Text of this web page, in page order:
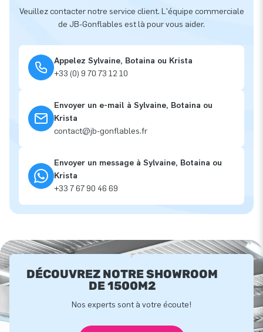
Veuillez contacter notre service client. L'équipe commerciale
de JB-Gonflables est là pour vous aider.
Appelez Sylvaine, Botaina ou Krista
+33 (0) 9 70 73 12 10
Envoyer un e-mail à Sylvaine, Botaina ou
Krista
contact@jb-gonflables.fr
Envoyer un message à Sylvaine, Botaina ou
Krista
+33 7 67 90 46 69
DÉCOUVREZ NOTRE SHOWROOM
DE 1500M2
Nos experts sont à votre écoute!